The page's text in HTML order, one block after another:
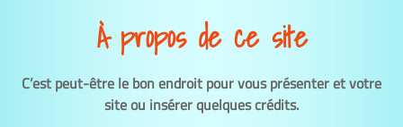
À propos de ce site
C’est peut-être le bon endroit pour vous présenter et votre
site ou insérer quelques crédits.